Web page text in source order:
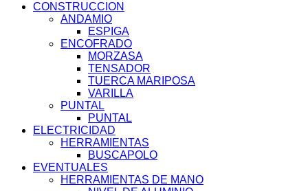
CONSTRUCCION
ANDAMIO
ESPIGA
ENCOFRADO
MORZASA
TENSADOR
TUERCA MARIPOSA
VARILLA
PUNTAL
PUNTAL
ELECTRICIDAD
HERRAMIENTAS
BUSCAPOLO
EVENTUALES
HERRAMIENTAS DE MANO